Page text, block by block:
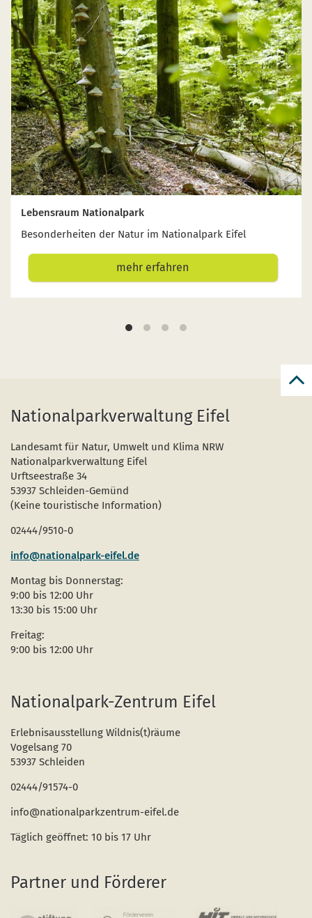
Lebensraum Nationalpark
Besonderheiten der Natur im Nationalpark Eifel
mehr erfahren
Nationalparkverwaltung Eifel
Landesamt für Natur, Umwelt und Klima NRW
Nationalparkverwaltung Eifel
Urftseestraße 34
53937 Schleiden-Gemünd
(Keine touristische Information)
02444/9510-0
info@nationalpark-eifel.de
Montag bis Donnerstag:
9:00 bis 12:00 Uhr
13:30 bis 15:00 Uhr
Freitag:
9:00 bis 12:00 Uhr
Nationalpark-Zentrum Eifel
Erlebnisausstellung Wildnis(t)räume
Vogelsang 70
53937 Schleiden
02444/91574-0
info@nationalparkzentrum-eifel.de
Täglich geöffnet: 10 bis 17 Uhr
Partner und Förderer